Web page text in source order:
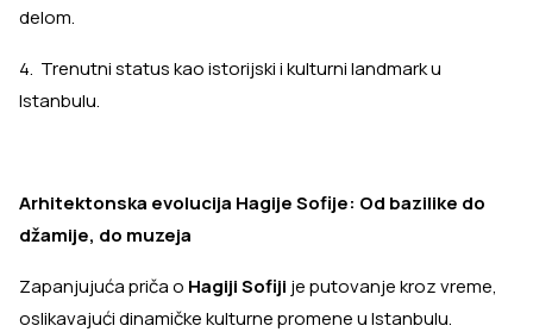
delom.
4. Trenutni status kao istorijski i kulturni landmark u
Istanbulu.
Arhitektonska evolucija Hagije Sofije: Od bazilike do
džamije, do muzeja
Zapanjujuća priča o Hagiji Sofiji je putovanje kroz vreme,
oslikavajući dinamičke kulturne promene u Istanbulu.